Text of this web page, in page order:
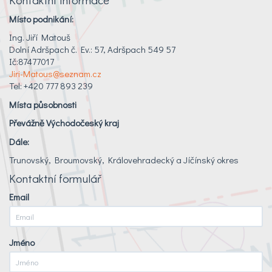
Místo podnikání:
Ing. Jiří Matouš
Dolní Adršpach č. Ev.: 57, Adršpach 549 57
Ič:87477017
Jiri-Matous@seznam.cz
Tel: +420 777 893 239
Místa působnosti
Převážně Východočeský kraj
Dále:
Trunovský, Broumovský, Královehradecký a Jíčínský okres
Kontaktní formulář
Email
Jméno